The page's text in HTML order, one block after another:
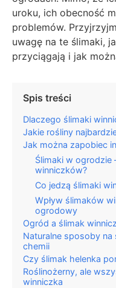
uroku, ich obecność
problemów.
uwagę na te ślimaki,
przyciągają i jak
Spis treści
Dlaczego ślimaki
Jakie rośliny
Jak można zapobiec
Ślimaki w ogrodzie
winniczków?
Co jedzą ślimaki
Wpływ ślimaków
ogrodowy
Ogród a ślimak
Naturalne sposoby na
chemii
Czy ślimak helenka
Roślinożerny, ale
winniczka